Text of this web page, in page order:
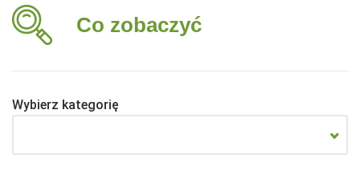
Co zobaczyć
Wybierz kategorię